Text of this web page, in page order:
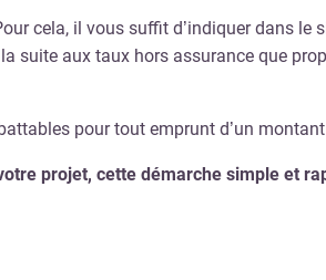
cela, il vous suffit d’indiquer dans
suite aux taux hors assurance que
pour tout emprunt d’un
projet, cette démarche simple et